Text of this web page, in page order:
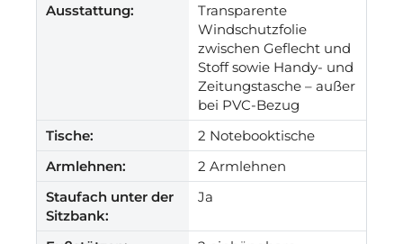
Ausstattung:
Transparente
Windschutzfolie
zwischen Geflecht und
Stoff sowie Handy- und
Zeitungstasche – außer
bei PVC-Bezug
Tische:
2 Notebooktische
Armlehnen:
2 Armlehnen
Staufach unter der
Sitzbank:
Ja